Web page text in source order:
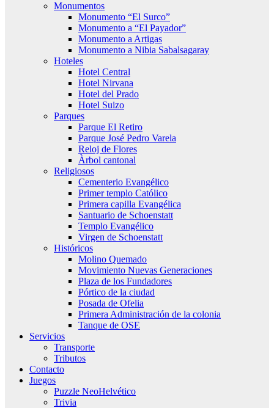
Monumentos
Monumento “El Surco”
Monumento a “El Payador”
Monumento a Artigas
Monumento a Nibia Sabalsagaray
Hoteles
Hotel Central
Hotel Nirvana
Hotel del Prado
Hotel Suizo
Parques
Parque El Retiro
Parque José Pedro Varela
Reloj de Flores
Àrbol cantonal
Religiosos
Cementerio Evangélico
Primer templo Católico
Primera capilla Evangélica
Santuario de Schoenstatt
Templo Evangélico
Virgen de Schoenstatt
Históricos
Molino Quemado
Movimiento Nuevas Generaciones
Plaza de los Fundadores
Pórtico de la ciudad
Posada de Ofelia
Primera Administración de la colonia
Tanque de OSE
Servicios
Transporte
Tributos
Contacto
Juegos
Puzzle NeoHelvético
Trivia